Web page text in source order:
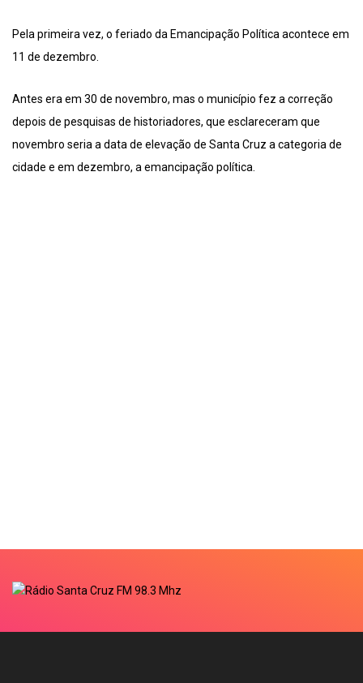
Pela primeira vez, o feriado da Emancipação Política acontece em
11 de dezembro.
Antes era em 30 de novembro, mas o município fez a correção
depois de pesquisas de historiadores, que esclareceram que
novembro seria a data de elevação de Santa Cruz a categoria de
cidade e em dezembro, a emancipação política.